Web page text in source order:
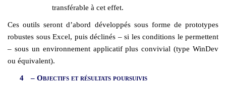
transférable à cet effet.
Ces outils seront d’abord développés sous forme de prototypes
robustes sous Excel, puis déclinés – si les conditions le permettent
– sous un environnement applicatif plus convivial (type WinDev
ou équivalent).
4 – Objectifs et résultats poursuivis